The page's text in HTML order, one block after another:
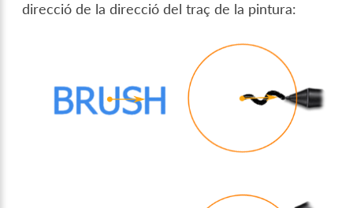
direcció de la direcció del traç de la pintura: